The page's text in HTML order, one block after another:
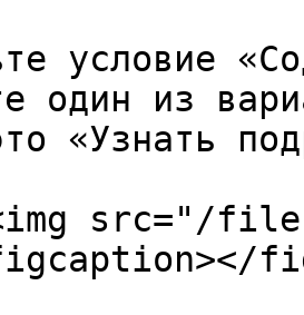
условие
один из
«Узнать
src="/